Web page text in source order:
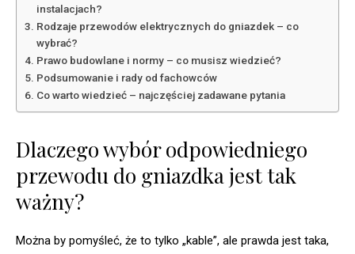
instalacjach?
Rodzaje przewodów elektrycznych do gniazdek – co
wybrać?
Prawo budowlane i normy – co musisz wiedzieć?
Podsumowanie i rady od fachowców
Co warto wiedzieć – najczęściej zadawane pytania
Dlaczego wybór odpowiedniego
przewodu do gniazdka jest tak
ważny?
Można by pomyśleć, że to tylko „kable”, ale prawda jest taka,